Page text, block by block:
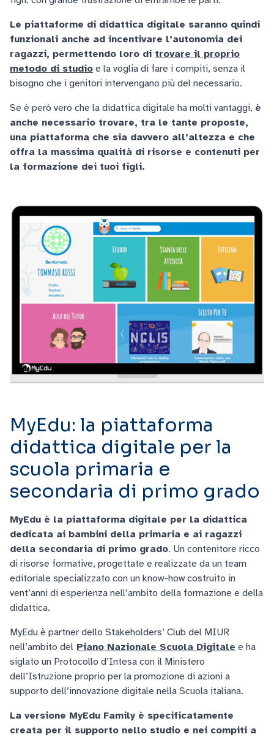
Le piattaforme di didattica digitale saranno quindi
funzionali anche ad incentivare l’autonomia dei
ragazzi, permettendo loro di trovare il proprio
metodo di studio e la voglia di fare i compiti, senza il
bisogno che i genitori intervengano più del necessario.
Se è però vero che la didattica digitale ha molti vantaggi, è
anche necessario trovare, tra le tante proposte,
una piattaforma che sia davvero all’altezza e che
offra la massima qualità di risorse e contenuti per
la formazione dei tuoi figli.
MyEdu: la piattaforma
didattica digitale per la
scuola primaria e
secondaria di primo grado
MyEdu è la piattaforma digitale per la didattica
dedicata ai bambini della primaria e ai ragazzi
della secondaria di primo grado. Un contenitore ricco
di risorse formative, progettate e realizzate da un team
editoriale specializzato con un know-how costruito in
vent’anni di esperienza nell’ambito della formazione e della
didattica.
MyEdu è partner dello Stakeholders’ Club del MIUR
nell’ambito del Piano Nazionale Scuola Digitale e ha
siglato un Protocollo d’Intesa con il Ministero
dell’Istruzione proprio per la promozione di azioni a
supporto dell’innovazione digitale nella Scuola italiana.
La versione MyEdu Family è specificatamente
creata per il supporto nello studio e nei compiti a